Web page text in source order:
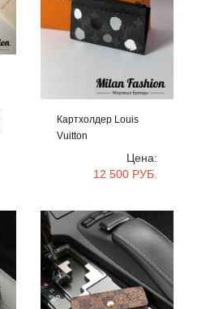
Картхолдер Louis
Vuitton
Цена:
12 500 РУБ.